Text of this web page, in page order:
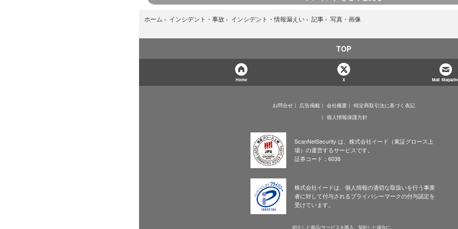
ホーム › インシデント・事故 › インシデント・情報漏えい › 記事 › 写真・画像
TOP
Home X Mail
お問合せ 広告掲載 会社概要
特定商取引法に基づく表記
個人情報保護方針
ScanNetSecurity は、株式会社イード（東証グロース上
場）の運営するサービスです。
証券コード：6038
株式会社イードは、個人情報の適切な取扱いを行う事業
者に対して付与されるプライバシーマークの付与認定を
受けています。
紹介した商品/サービスを購入、契約した場合に、